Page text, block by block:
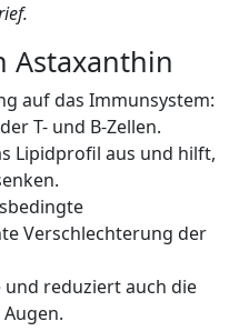
Astaxanthin
auf das Immunsystem:
T- und B-Zellen.
Lipidprofil aus und hilft,
Verschlechterung der
und reduziert auch die